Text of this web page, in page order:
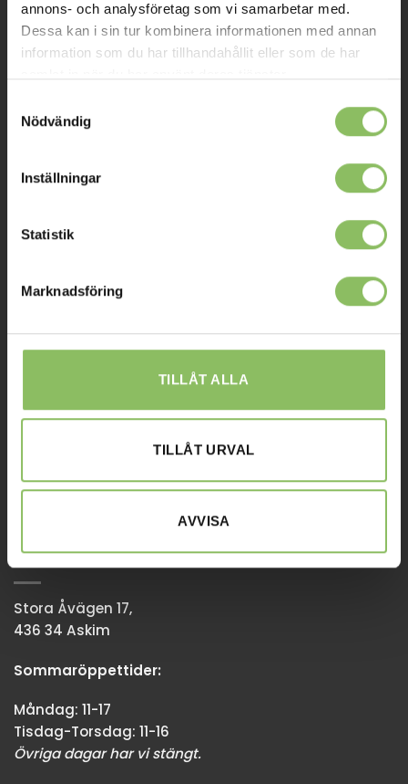
annons- och analysföretag som vi samarbetar med.
Dessa kan i sin tur kombinera informationen med annan
information som du har tillhandahållit eller som de har
Nödvändig
Inställningar
Statistik
Marknadsföring
TILLÅT ALLA
TILLÅT URVAL
AVVISA
Kontakt
Prisgaranti
Affiliates
STOCKHOLM
Ulvsundavägen 174,
168 67 Bromma
Tisdag-Torsdag: 11-18
Övriga dagar har vi stängt.
08-338300
GÖTEBORG
Stora Åvägen 17,
436 34 Askim
Sommaröppettider:
Måndag: 11-17
Tisdag-Torsdag: 11-16
Övriga dagar har vi stängt.